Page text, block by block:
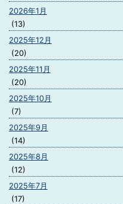
2026年1月
(13)
2025年12月
(20)
2025年11月
(20)
2025年10月
(7)
2025年9月
(14)
2025年8月
(12)
2025年7月
(17)